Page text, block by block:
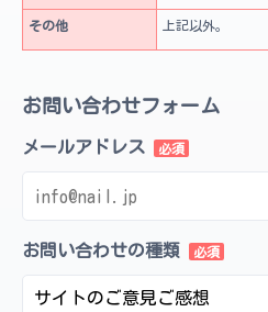
その他 上記以外。
お問い合わせフォーム
メールアドレス
お問い合わせの種類